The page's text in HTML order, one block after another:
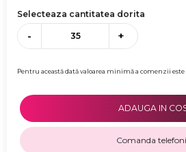
Selecteaza cantitatea dorita
- +
Pentru această dată valoarea minimă a comenzii este
ADAUGA IN
Comanda